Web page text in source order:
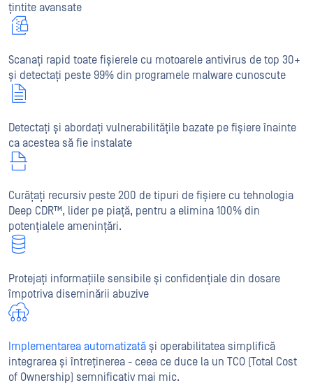
țintite avansate
Scanați rapid toate fișierele cu motoarele antivirus de top 30+
și detectați peste 99% din programele malware cunoscute
Detectați și abordați vulnerabilitățile bazate pe fișiere înainte
ca acestea să fie instalate
Curățați recursiv peste 200 de tipuri de fișiere cu tehnologia
Deep CDR™, lider pe piață, pentru a elimina 100% din
potențialele amenințări.
Protejați informațiile sensibile și confidențiale din dosare
împotriva diseminării abuzive
Implementarea automatizată și operabilitatea simplifică
integrarea și întreținerea - ceea ce duce la un TCO (Total Cost
of Ownership) semnificativ mai mic.